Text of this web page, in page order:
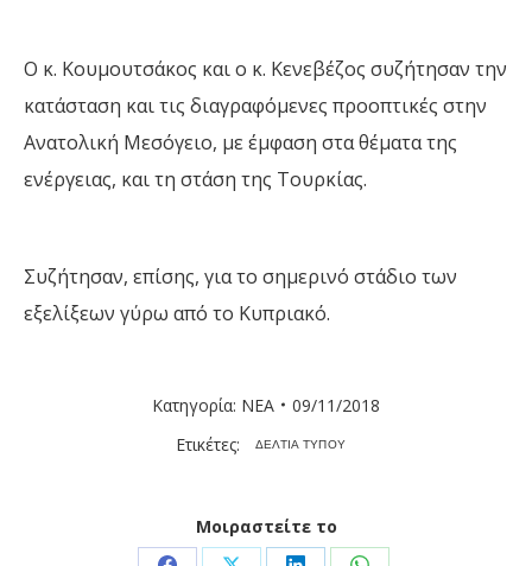
Ο κ. Κουμουτσάκος και ο κ. Κενεβέζος συζήτησαν την
κατάσταση και τις διαγραφόμενες προοπτικές στην
Ανατολική Μεσόγειο, με έμφαση στα θέματα της
ενέργειας, και τη στάση της Τουρκίας.
Συζήτησαν, επίσης, για το σημερινό στάδιο των
εξελίξεων γύρω από το Κυπριακό.
Κατηγορία: ΝΕΑ
09/11/2018
Ετικέτες:
ΔΕΛΤΙΑ ΤΥΠΟΥ
Μοιραστείτε το